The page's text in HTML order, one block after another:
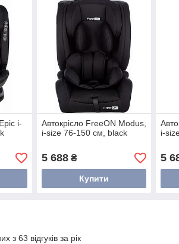
i-
Автокрісло FreeON Modus,
i-size 76-150 см, black
5 688₴
Купити
i-
5
з 63 відгуків за рік